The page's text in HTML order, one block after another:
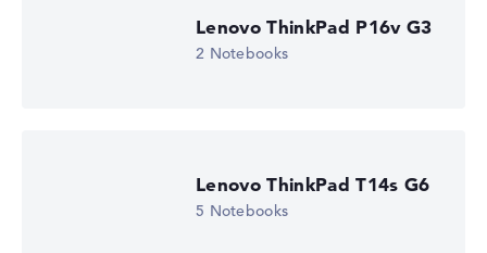
Lenovo ThinkPad P16v G3
2 Notebooks
Lenovo ThinkPad T14s G6
5 Notebooks